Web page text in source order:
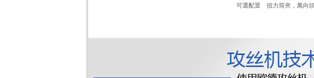
可選配置 扭力筒夾，萬向頭